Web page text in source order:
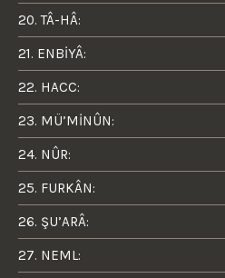
20. TÂ-HÂ:
21. ENBİYÂ:
22. HACC:
23. MÜ’MİNÛN:
24. NÛR:
25. FURKÂN:
26. ŞU’ARÂ:
27. NEML: